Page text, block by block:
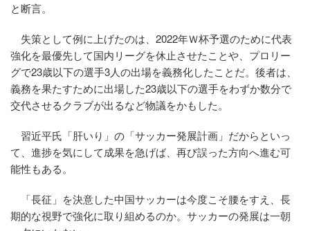
と断言。
失策として例に上げたのは、2022年Ｗ杯予選のために代表
強化を最優先して国内リーグを休止させたことや、プロリー
グで23歳以下の選手3人の出場を義務化したことだ。後者は、
義務を果たすために出場した23歳以下の選手をわずか数分で
交代させるクラブが出るなど物議をかもした。
習近平氏「肝いり」の「サッカー発展計画」だからといっ
て、進捗を気にして成果を急げば、再び誤った方向へ進む可
能性もある。
「長征」を決意した中国サッカーは今度こそ腰をすえ、長
期的な視野で強化に取り組めるのか。サッカーの発展は一朝